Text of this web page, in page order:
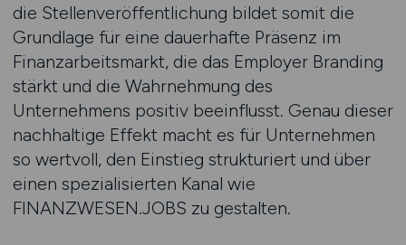
die Stellenveröffentlichung bildet somit die
Grundlage für eine dauerhafte Präsenz im
Finanzarbeitsmarkt, die das Employer Branding
stärkt und die Wahrnehmung des
Unternehmens positiv beeinflusst. Genau dieser
nachhaltige Effekt macht es für Unternehmen
so wertvoll, den Einstieg strukturiert und über
einen spezialisierten Kanal wie
FINANZWESEN.JOBS zu gestalten.